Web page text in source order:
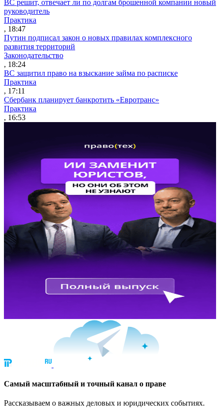
ВС решит, отвечает ли по долгам брошенной компании новый
руководитель
Практика
, 18:47
Путин подписал закон о новых правилах комплексного
развития территорий
Законодательство
, 18:24
ВС защитил право на взыскание займа по расписке
Практика
, 17:11
Сбербанк планирует банкротить «Евротранс»
Практика
, 16:53
Cамый масштабный и точный канал о праве
Рассказываем о важных деловых и юридических событиях.